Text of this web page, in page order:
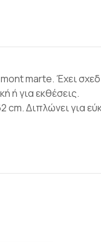
marte. Έχει
ή για εκθέσεις.
cm. Διπλώνει για